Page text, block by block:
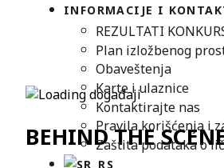
INFORMACIJE I
REZULTATI
Plan izložbenog
Obaveštenja
Karte i ulaznice
Kontaktirajte nas
Pravila korišćenja i
Zaštita podataka o
BEHIND THE